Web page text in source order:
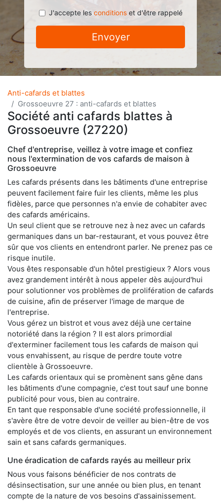
J'accepte les conditionset d'être rappelé
Envoyer
Anti-cafards et blattes
Grossoeuvre 27 : anti-cafards et blattes
Société anti cafards blattes à
Grossoeuvre (27220)
Chef d'entreprise, veillez à votre image et confiez
nous l'extermination de vos cafards de maison à
Grossoeuvre
Les cafards présents dans les bâtiments d'une entreprise
peuvent facilement faire fuir les clients, même les plus
fidèles, parce que personnes n'a envie de cohabiter avec
des cafards américains.
Un seul client que se retrouve nez à nez avec un cafards
germaniques dans un bar-restaurant, et vous pouvez être
sûr que vos clients en entendront parler. Ne prenez pas ce
risque inutile.
Vous êtes responsable d'un hôtel prestigieux ? Alors vous
avez grandement intérêt à nous appeler dès aujourd'hui
pour solutionner vos problèmes de prolifération de cafards
de cuisine, afin de préserver l'image de marque de
l'entreprise.
Vous gérez un bistrot et vous avez déjà une certaine
notoriété dans la région ? Il est alors primordial
d'exterminer facilement tous les cafards de maison qui
vous envahissent, au risque de perdre toute votre
clientèle à Grossoeuvre.
Les cafards orientaux qui se promènent sans gêne dans
les bâtiments d'une compagnie, c'est tout sauf une bonne
publicité pour vous, bien au contraire.
En tant que responsable d'une société professionnelle, il
s'avère être de votre devoir de veiller au bien-être de vos
employés et de vos clients, en assurant un environnement
sain et sans cafards germaniques.
Une éradication de cafards rayés au meilleur prix
Nous vous faisons bénéficier de nos contrats de
désinsectisation, sur une année ou bien plus, en tenant
compte de la nature de vos besoins d'assainissement.